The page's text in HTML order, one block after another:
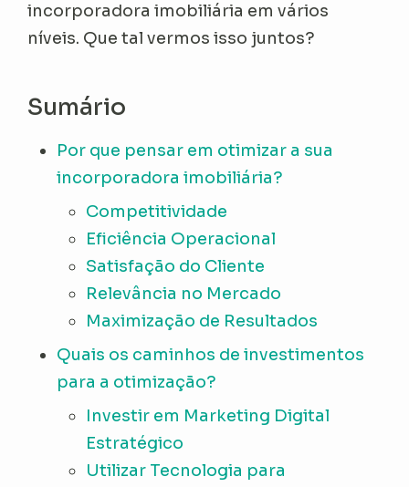
incorporadora imobiliária em vários
níveis. Que tal vermos isso juntos?
Sumário
Por que pensar em otimizar a sua
incorporadora imobiliária?
Competitividade
Eficiência Operacional
Satisfação do Cliente
Relevância no Mercado
Maximização de Resultados
Quais os caminhos de investimentos
para a otimização?
Investir em Marketing Digital
Estratégico
Utilizar Tecnologia para